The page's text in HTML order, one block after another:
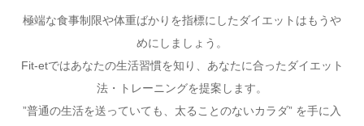
極端な食事制限や体重ばかりを指標にしたダイエットはもうや
めにしましょう。
Fit-etではあなたの生活習慣を知り、あなたに合ったダイエット
法・トレーニングを提案します。
”普通の生活を送っていても、太ることのないカラダ” を手に入